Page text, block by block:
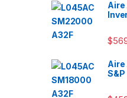
Aire
$
Aire
S&P